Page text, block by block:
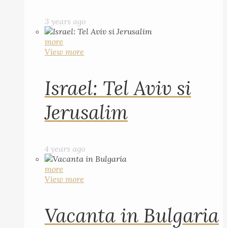
3 years ago
more
View more
Israel: Tel Aviv si
Jerusalim
4 years ago
more
View more
Vacanta in Bulgaria